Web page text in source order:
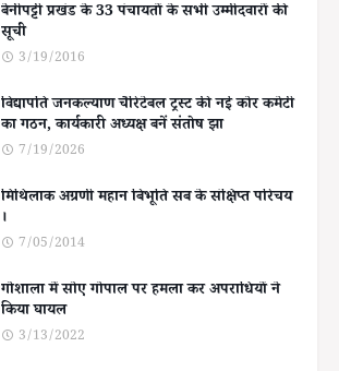
बेनीपट्टी प्रखंड के 33 पंचायतों के सभी उम्मीदवारों की
सूची
3/19/2016
विद्यापति जनकल्याण चैरिटेबल ट्रस्ट की नई कोर कमेटी
का गठन, कार्यकारी अध्यक्ष बनें संतोष झा
7/19/2026
मिथिलाक अग्रणी महान बिभूति सब के संक्षिप्त परिचय
।
7/05/2014
गोशाला में सोए गोपाल पर हमला कर अपराधियों ने
किया घायल
3/13/2022